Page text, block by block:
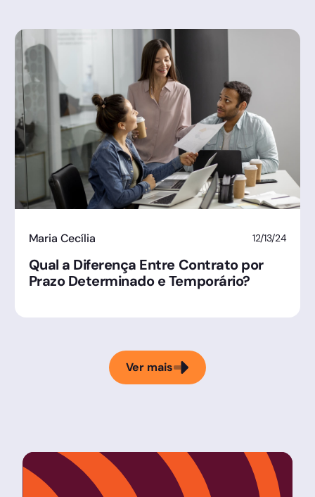
Maria Cecília 12/13/24
Qual a Diferença Entre Contrato por
Prazo Determinado e Temporário?
Ver mais